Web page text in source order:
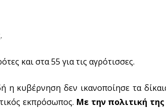
και στα 55 για τις αγρότισσες.
η κυβέρνηση δεν ικανοποίησε τα
εκπρόσωπος. Με την πολιτική της